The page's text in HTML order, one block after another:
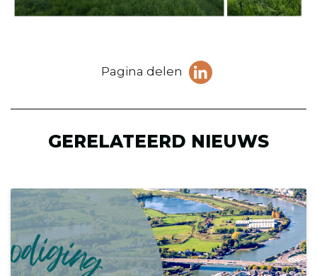
Pagina delen
pagina
GERELATEERD NIEUWS